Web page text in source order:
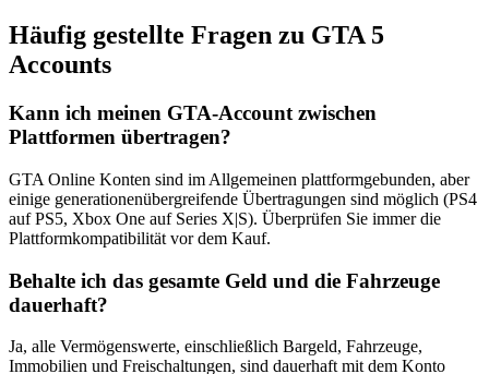
Häufig gestellte Fragen zu GTA 5
Accounts
Kann ich meinen GTA-Account zwischen
Plattformen übertragen?
GTA Online Konten sind im Allgemeinen plattformgebunden, aber
einige generationenübergreifende Übertragungen sind möglich (PS4
auf PS5, Xbox One auf Series X|S). Überprüfen Sie immer die
Plattformkompatibilität vor dem Kauf.
Behalte ich das gesamte Geld und die Fahrzeuge
dauerhaft?
Ja, alle Vermögenswerte, einschließlich Bargeld, Fahrzeuge,
Immobilien und Freischaltungen, sind dauerhaft mit dem Konto